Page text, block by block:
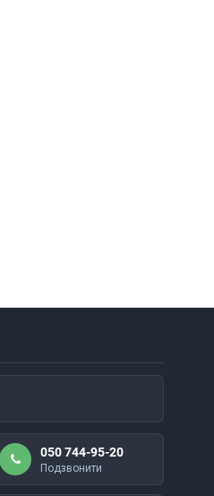
050 744-95-20
Подзвонити